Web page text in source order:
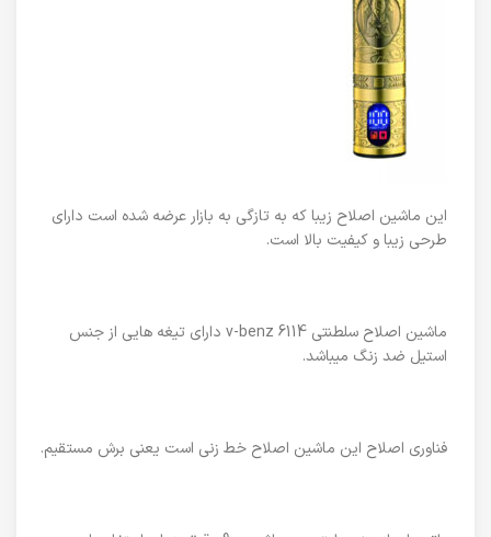
این ماشین اصلاح زیبا که به تازگی به بازار عرضه شده است دارای
طرحی زیبا و کیفیت بالا است.
ماشین اصلاح سلطنتی v-benz 6114 دارای تیغه هایی از جنس
استیل ضد زنگ میباشد.
فناوری اصلاح این ماشین اصلاح خط زنی است یعنی برش مستقیم.